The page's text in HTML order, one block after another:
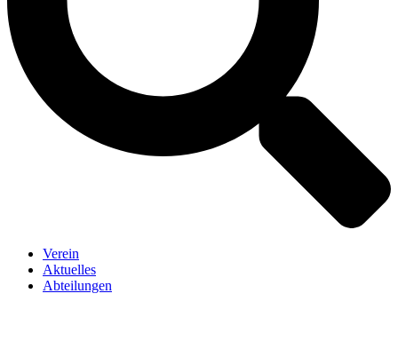
Verein
Aktuelles
Abteilungen